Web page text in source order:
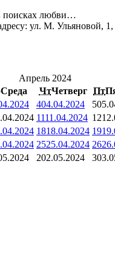
поисках любви…
ул. М. Ульяновой,
Апрель 2024
Среда ЧтЧетверг Пт
404.04.2024 5
1111.04.2024 12
1818.04.2024 19
2525.04.2024 26
202.05.2024 3